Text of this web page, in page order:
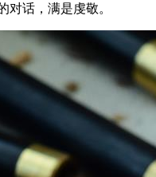
对话，满是虔敬。